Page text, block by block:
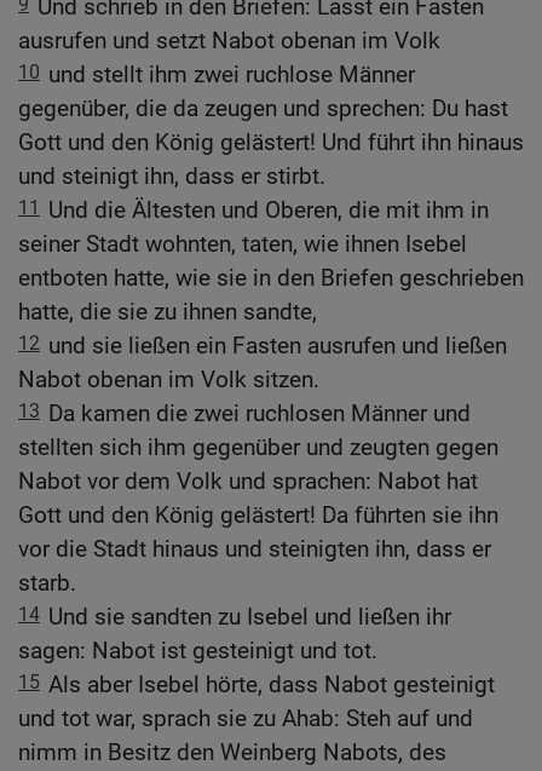
Und schrieb in den Briefen: Lasst ein Fasten
ausrufen und setzt Nabot obenan im Volk
10 und stellt ihm zwei ruchlose Männer
gegenüber, die da zeugen und sprechen: Du hast
Gott und den König gelästert! Und führt ihn hinaus
und steinigt ihn, dass er stirbt.
11
Und die Ältesten und Oberen, die mit ihm in
seiner Stadt wohnten, taten, wie ihnen Isebel
entboten hatte, wie sie in den Briefen geschrieben
hatte, die sie zu ihnen sandte,
12 und sie ließen ein Fasten ausrufen und ließen
Nabot obenan im Volk sitzen.
13 Da kamen die zwei ruchlosen Männer und
stellten sich ihm gegenüber und zeugten gegen
Nabot vor dem Volk und sprachen: Nabot hat
Gott und den König gelästert! Da führten sie ihn
vor die Stadt hinaus und steinigten ihn, dass er
starb.
14 Und sie sandten zu Isebel und ließen ihr
sagen: Nabot ist gesteinigt und tot.
15 Als aber Isebel hörte, dass Nabot gesteinigt
und tot war, sprach sie zu Ahab: Steh auf und
nimm in Besitz den Weinberg Nabots, des